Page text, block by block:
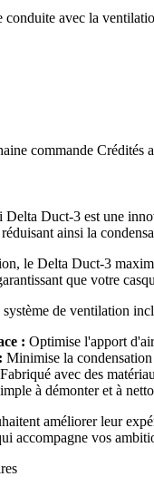
conduite avec la
commande Crédités
Duct-3 est une
ainsi la
le Delta Duct-3
que votre
de ventilation
: Optimise l'apport
Minimise la
Fabriqué avec des
à démonter et à
améliorer leur
accompagne vos